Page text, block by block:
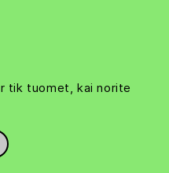
tik tuomet, kai norite